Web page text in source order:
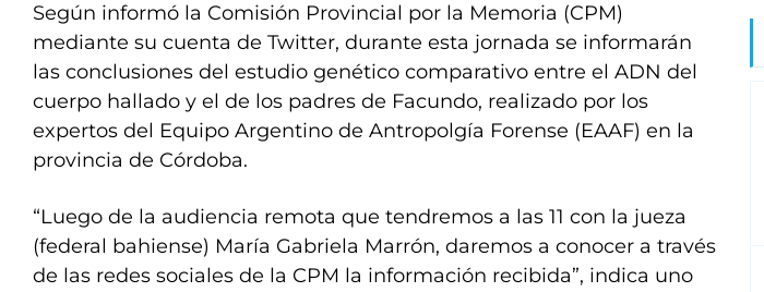
Según informó la Comisión Provincial por la Memoria (CPM)
mediante su cuenta de Twitter, durante esta jornada se informarán
las conclusiones del estudio genético comparativo entre el ADN del
cuerpo hallado y el de los padres de Facundo, realizado por los
expertos del Equipo Argentino de Antropolgía Forense (EAAF) en la
provincia de Córdoba.
“Luego de la audiencia remota que tendremos a las 11 con la jueza
(federal bahiense) María Gabriela Marrón, daremos a conocer a través
de las redes sociales de la CPM la información recibida”, indica uno